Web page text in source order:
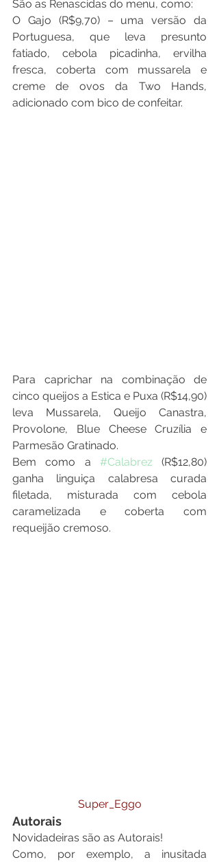
São as Renascidas do menu, como:
O Gajo (R$9,70) – uma versão da
Portuguesa, que leva presunto
fatiado, cebola picadinha, ervilha
fresca, coberta com mussarela e
creme de ovos da Two Hands,
adicionado com bico de confeitar.
Para caprichar na combinação de
cinco queijos a Estica e Puxa (R$14,90)
leva Mussarela, Queijo Canastra,
Provolone, Blue Cheese Cruzília e
Parmesão Gratinado.
Bem como a #Calabrez (R$12,80)
ganha linguiça calabresa curada
filetada, misturada com cebola
caramelizada e coberta com
requeijão cremoso.
Super_Eggo
Autorais
Novidadeiras são as Autorais!
Como, por exemplo, a inusitada